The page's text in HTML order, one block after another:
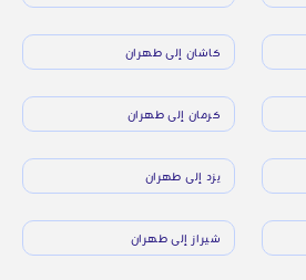
كاشان إلى طهران
كرمان إلى طهران
يزد إلى طهران
شيراز إلى طهران